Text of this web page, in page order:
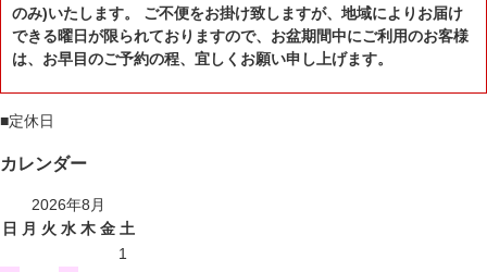
のみ)いたします。 ご不便をお掛け致しますが、地域によりお届け
できる曜日が限られておりますので、お盆期間中にご利用のお客様
は、お早目のご予約の程、宜しくお願い申し上げます。
■定休日
カレンダー
2026年8月
日 月 火 水 木 金 土
1